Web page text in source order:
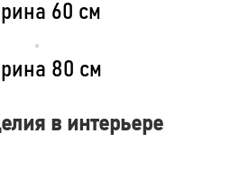
60 см
80 см
в интерьере